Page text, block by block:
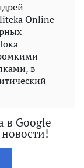
Online
в
в Google